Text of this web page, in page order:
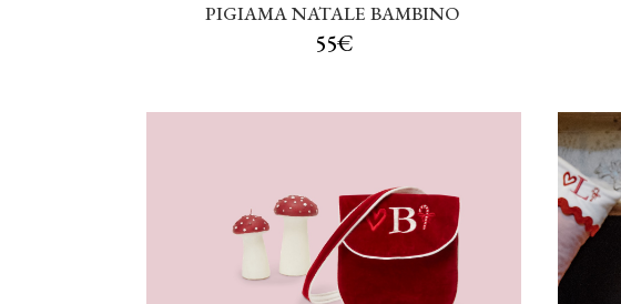
PIGIAMA NATALE BAMBINO
55€